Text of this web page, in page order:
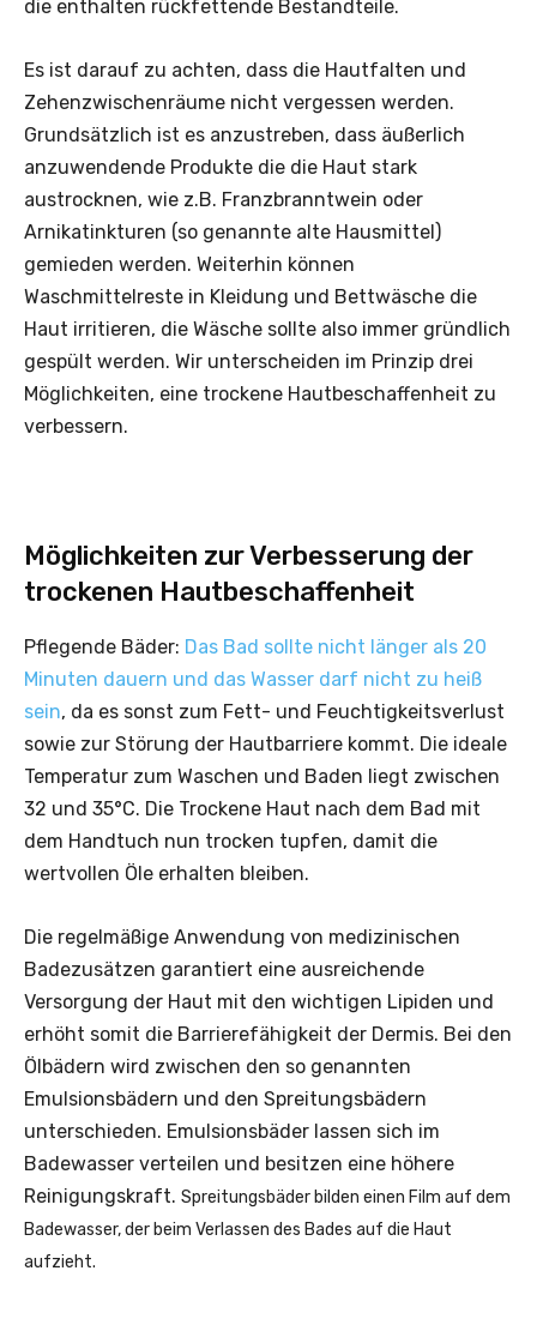
die enthalten rückfettende Bestandteile.
Es ist darauf zu achten, dass die Hautfalten und
Zehenzwischenräume nicht vergessen werden.
Grundsätzlich ist es anzustreben, dass äußerlich
anzuwendende Produkte die die Haut stark
austrocknen, wie z.B. Franzbranntwein oder
Arnikatinkturen (so genannte alte Hausmittel)
gemieden werden. Weiterhin können
Waschmittelreste in Kleidung und Bettwäsche die
Haut irritieren, die Wäsche sollte also immer gründlich
gespült werden. Wir unterscheiden im Prinzip drei
Möglichkeiten, eine trockene Hautbeschaffenheit zu
verbessern.
Möglichkeiten zur ­Verbesserung der
trockenen Hautbeschaffenheit
Pflegende Bäder: Das Bad sollte nicht länger als 20
Minuten dauern und das Wasser darf nicht zu heiß
sein, da es sonst zum Fett- und Feuchtigkeitsverlust
sowie zur Störung der Hautbarriere kommt. Die ideale
Temperatur zum Waschen und Baden liegt zwischen
32 und 35°C. Die Trockene Haut nach dem Bad mit
dem Handtuch nun trocken tupfen, damit die
wertvollen Öle erhalten bleiben.
Die regelmäßige Anwendung von medizinischen
Badezusätzen garantiert eine ausreichende
Versorgung der Haut mit den wichtigen Lipiden und
erhöht somit die Barrierefähigkeit der Dermis. Bei den
Ölbädern wird zwischen den so genannten
Emulsionsbädern und den Spreitungsbädern
unterschieden. Emulsionsbäder lassen sich im
Badewasser verteilen und besitzen eine höhere
Reinigungskraft. Spreitungsbäder bilden einen Film auf dem
Badewasser, der beim Verlassen des Bades auf die Haut
aufzieht.